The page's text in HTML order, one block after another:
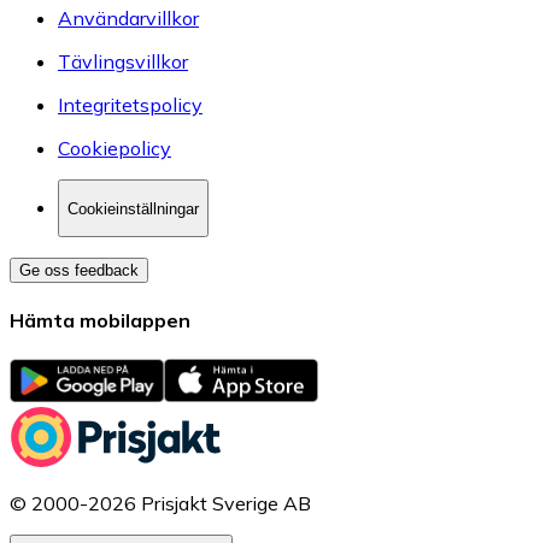
Användarvillkor
Tävlingsvillkor
Integritetspolicy
Cookiepolicy
Cookieinställningar
Ge oss feedback
Hämta mobilappen
© 2000-2026 Prisjakt Sverige AB